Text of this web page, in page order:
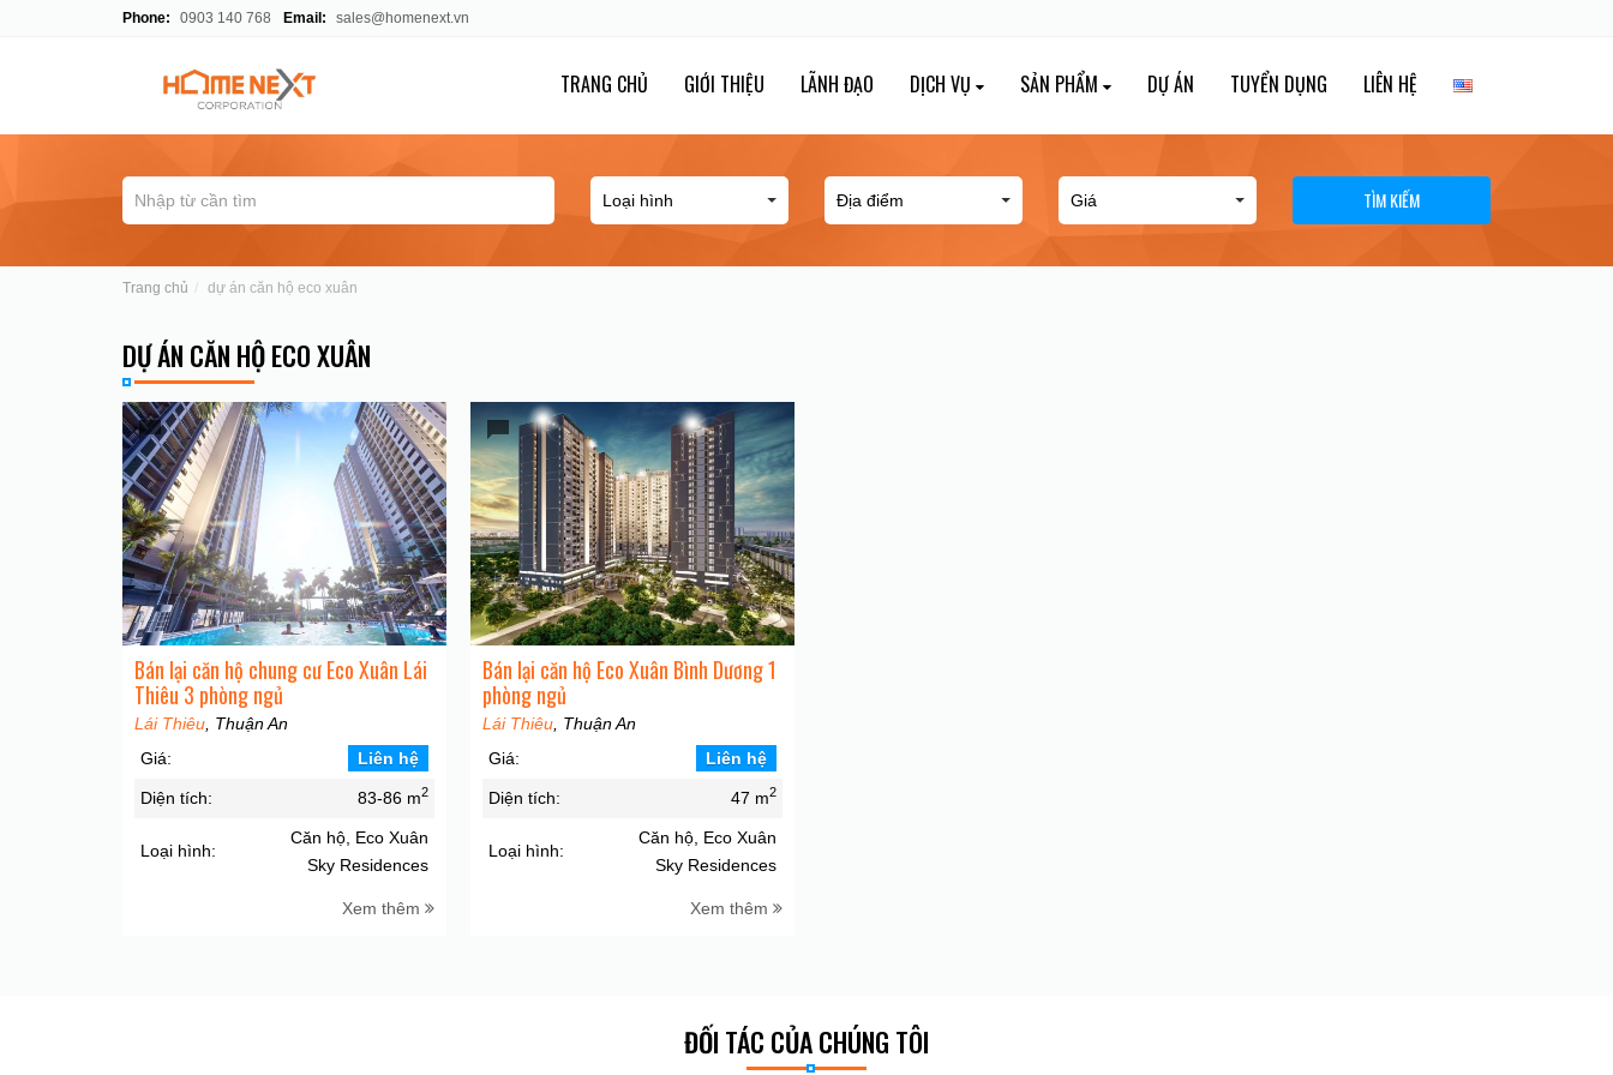
Phone: 0903 140 768 Email: sales@homenext.vn
TRANG CHỦ GIỚI THIỆU LÃNH ĐẠO DỊCH VỤ SẢN PHẨM DỰ ÁN TUYỂN DỤNG LIÊN HỆ
TÌM KIẾM
Trang chủ dự án căn hộ eco xuân
DỰ ÁN CĂN HỘ ECO XUÂN
Bán lại căn hộ chung cư Eco Xuân Lái
Thiêu 3 phòng ngủ
Lái Thiêu , Thuận An
Giá:
Liên hệ
Diện tích: 83-86 m2
Loại hình:
Căn hộ, Eco Xuân
Sky Residences
Xem thêm
Bán lại căn hộ Eco Xuân Bình Dương 1
phòng ngủ
Lái Thiêu , Thuận An
Giá:
Liên hệ
Diện tích: 47 m2
Loại hình:
Căn hộ, Eco Xuân
Sky Residences
Xem thêm
ĐỐI TÁC CỦA CHÚNG TÔI